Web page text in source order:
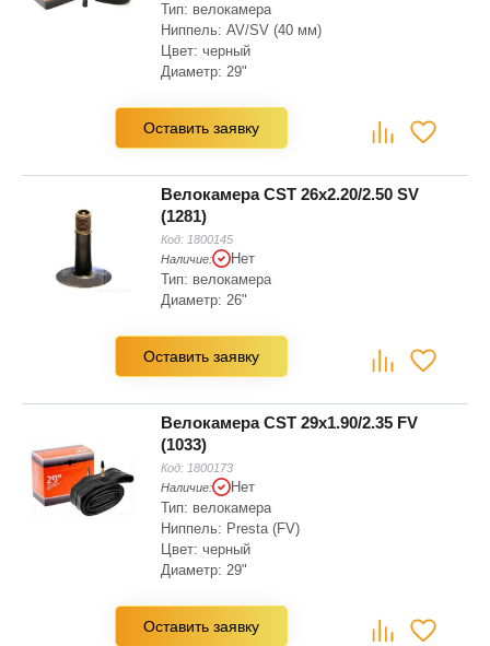
Тип: велокамера
Ниппель: AV/SV (40 мм)
Цвет: черный
Диаметр: 29"
Вес: 250 г
Оставить заявку
Велокамера CST 26x2.20/2.50 SV
(1281)
Код: 1800145
Наличие:
Нет
Тип: велокамера
Диаметр: 26"
Оставить заявку
Велокамера CST 29x1.90/2.35 FV
(1033)
Код: 1800173
Наличие:
Нет
Тип: велокамера
Ниппель: Presta (FV)
Цвет: черный
Диаметр: 29"
Диаметр: 622 мм
Оставить заявку